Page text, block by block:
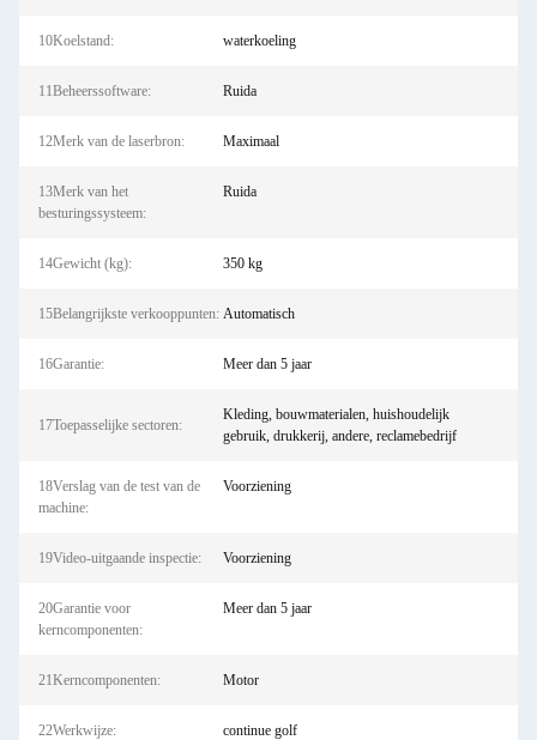
10Koelstand: waterkoeling
11Beheerssoftware: Ruida
12Merk van de laserbron: Maximaal
13Merk van het
besturingssysteem:
Ruida
14Gewicht (kg): 350 kg
15Belangrijkste verkooppunten: Automatisch
16Garantie: Meer dan 5 jaar
17Toepasselijke sectoren:
Kleding, bouwmaterialen, huishoudelijk
gebruik, drukkerij, andere, reclamebedrijf
18Verslag van de test van de
machine:
Voorziening
19Video-uitgaande inspectie: Voorziening
20Garantie voor
kerncomponenten:
Meer dan 5 jaar
21Kerncomponenten: Motor
22Werkwijze: continue golf